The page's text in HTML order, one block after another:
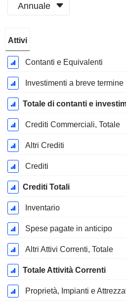
Annuale
Fiscale:
Dicembre
Attivi
Contanti e Equivalenti
Investimenti a breve termine
Crediti Commerciali, Totale
Altri Crediti
Crediti
Crediti Totali
Inventario
Spese pagate in anticipo
Altri Attivi Correnti, Totale
Totale Attività Correnti
Proprietà, Impianti e